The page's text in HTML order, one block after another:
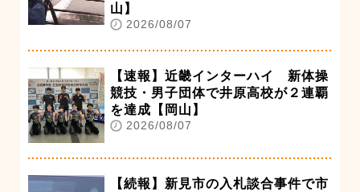
山】
2026/08/07
【速報】近畿インターハイ 新体操
競技・男子団体で井原高校が２連覇
を達成【岡山】
2026/08/07
【続報】新見市の入札談合事件で市